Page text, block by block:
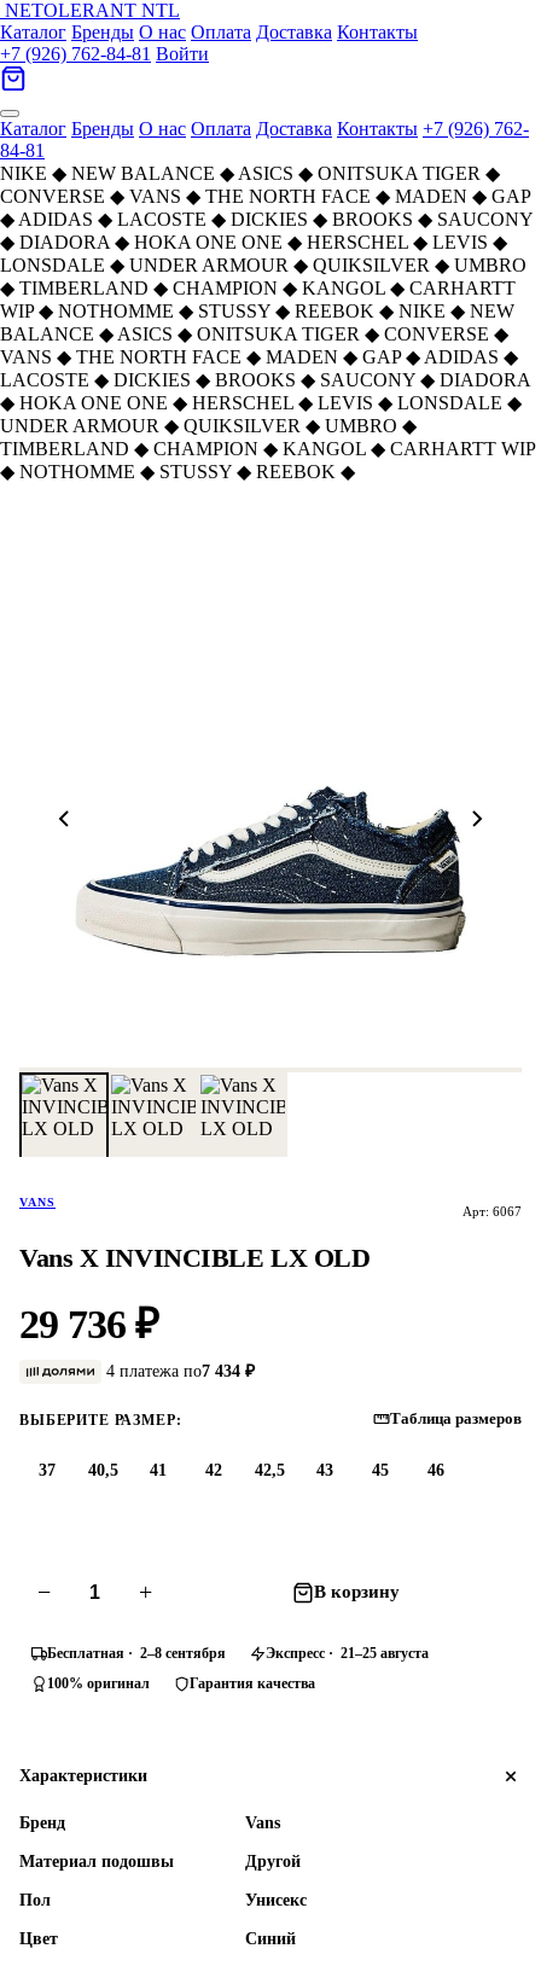
NETOLERANT NTL
Каталог Бренды О нас Оплата Доставка Контакты
+7 (926) 762-84-81 Войти
Каталог Бренды О нас Оплата Доставка Контакты +7 (926) 762-
84-81
NIKE ◆ NEW BALANCE ◆ ASICS ◆ ONITSUKA TIGER ◆
CONVERSE ◆ VANS ◆ THE NORTH FACE ◆ MADEN ◆ GAP
◆ ADIDAS ◆ LACOSTE ◆ DICKIES ◆ BROOKS ◆ SAUCONY
◆ DIADORA ◆ HOKA ONE ONE ◆ HERSCHEL ◆ LEVIS ◆
LONSDALE ◆ UNDER ARMOUR ◆ QUIKSILVER ◆ UMBRO
◆ TIMBERLAND ◆ CHAMPION ◆ KANGOL ◆ CARHARTT
WIP ◆ NOTHOMME ◆ STUSSY ◆ REEBOK ◆ NIKE ◆ NEW
BALANCE ◆ ASICS ◆ ONITSUKA TIGER ◆ CONVERSE ◆
VANS ◆ THE NORTH FACE ◆ MADEN ◆ GAP ◆ ADIDAS ◆
LACOSTE ◆ DICKIES ◆ BROOKS ◆ SAUCONY ◆ DIADORA
◆ HOKA ONE ONE ◆ HERSCHEL ◆ LEVIS ◆ LONSDALE ◆
UNDER ARMOUR ◆ QUIKSILVER ◆ UMBRO ◆
TIMBERLAND ◆ CHAMPION ◆ KANGOL ◆ CARHARTT WIP
◆ NOTHOMME ◆ STUSSY ◆ REEBOK ◆
VANS
Арт: 6067
Vans X INVINCIBLE LX OLD
29 736 ₽
4 платежа по7 434 ₽
ВЫБЕРИТЕ РАЗМЕР: Таблица размеров
37 40,5 41 42 42,5 43 45 46
− + В корзину
Бесплатная · 2–8 сентября
Экспресс · 21–25 августа
100% оригинал
Гарантия качества
Характеристики
Бренд Vans
Материал подошвы Другой
Пол Унисекс
Цвет Синий